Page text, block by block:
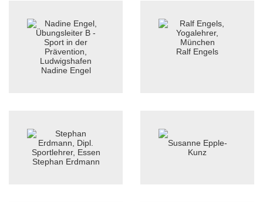
Nadine Engel
Ralf Engels
Stephan Erdmann
Susanne Epple-
Kunz